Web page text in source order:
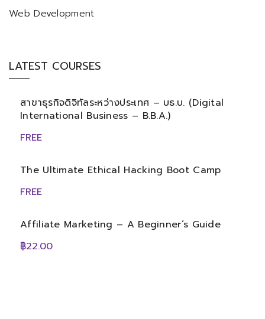
Web Development
LATEST COURSES
สาขาธุรกิจดิจิทัลระหว่างประเทศ – บธ.บ. (Digital
International Business – B.B.A.)
FREE
The Ultimate Ethical Hacking Boot Camp
FREE
Affiliate Marketing – A Beginner’s Guide
฿22.00